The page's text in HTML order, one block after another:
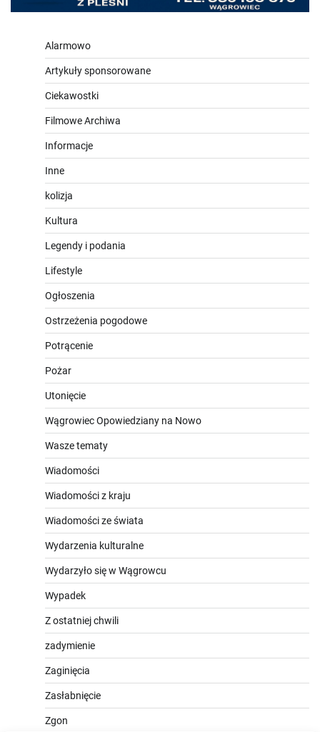
Alarmowo
Artykuły sponsorowane
Ciekawostki
Filmowe Archiwa
Informacje
Inne
kolizja
Kultura
Legendy i podania
Lifestyle
Ogłoszenia
Ostrzeżenia pogodowe
Potrącenie
Pożar
Utonięcie
Wągrowiec Opowiedziany na Nowo
Wasze tematy
Wiadomości
Wiadomości z kraju
Wiadomości ze świata
Wydarzenia kulturalne
Wydarzyło się w Wągrowcu
Wypadek
Z ostatniej chwili
zadymienie
Zaginięcia
Zasłabnięcie
Zgon